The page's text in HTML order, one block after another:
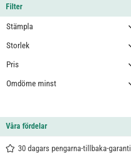
Filter
Stämpla
Storlek
Pris
Omdöme minst
Våra fördelar
30 dagars pengarna-tillbaka-garanti